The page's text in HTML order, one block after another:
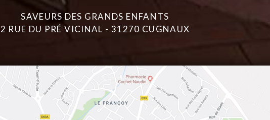
SAVEURS DES GRANDS ENFANTS
2 RUE DU PRÉ VICINAL - 31270 CUGNAUX